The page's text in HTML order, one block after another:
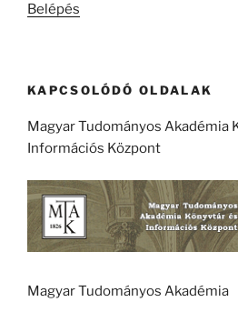
Belépés
KAPCSOLÓDÓ OLDALAK
Magyar Tudományos Akadémia
Információs Központ
Magyar Tudományos Akadémia